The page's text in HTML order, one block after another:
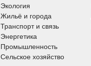
Экология
Жильё и города
Транспорт и связь
Энергетика
Промышленность
Сельское хозяйство